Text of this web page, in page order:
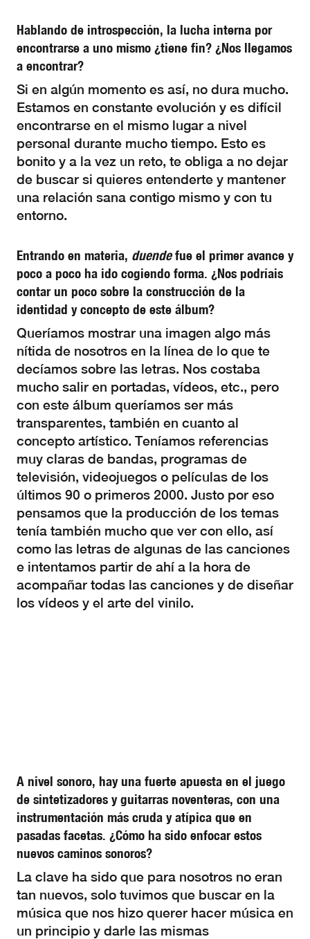
Hablando de introspección, la lucha interna por
encontrarse a uno mismo ¿tiene fin? ¿Nos llegamos
a encontrar?
Si en algún momento es así, no dura mucho.
Estamos en constante evolución y es difícil
encontrarse en el mismo lugar a nivel
personal durante mucho tiempo. Esto es
bonito y a la vez un reto, te obliga a no dejar
de buscar si quieres entenderte y mantener
una relación sana contigo mismo y con tu
entorno.
Entrando en materia, duendefue el primer avance y
poco a poco ha ido cogiendo forma. ¿Nos podríais
contar un poco sobre la construcción de la
identidad y concepto de este álbum?
Queríamos mostrar una imagen algo más
nítida de nosotros en la línea de lo que te
decíamos sobre las letras. Nos costaba
mucho salir en portadas, vídeos, etc., pero
con este álbum queríamos ser más
transparentes, también en cuanto al
concepto artístico. Teníamos referencias
muy claras de bandas, programas de
televisión, videojuegos o películas de los
últimos 90 o primeros 2000. Justo por eso
pensamos que la producción de los temas
tenía también mucho que ver con ello, así
como las letras de algunas de las canciones
e intentamos partir de ahí a la hora de
acompañar todas las canciones y de diseñar
los vídeos y el arte del vinilo.
A nivel sonoro, hay una fuerte apuesta en el juego
de sintetizadores y guitarras noventeras, con una
instrumentación más cruda y atípica que en
pasadas facetas. ¿Cómo ha sido enfocar estos
nuevos caminos sonoros?
La clave ha sido que para nosotros no eran
tan nuevos, solo tuvimos que buscar en la
música que nos hizo querer hacer música en
un principio y darle las mismas